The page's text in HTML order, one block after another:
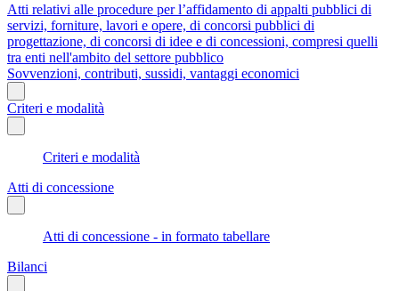
Atti relativi alle procedure per l’affidamento di appalti pubblici di
servizi, forniture, lavori e opere, di concorsi pubblici di
progettazione, di concorsi di idee e di concessioni, compresi quelli
tra enti nell'ambito del settore pubblico
Sovvenzioni, contributi, sussidi, vantaggi economici
Criteri e modalità
Criteri e modalità
Atti di concessione
Atti di concessione - in formato tabellare
Bilanci